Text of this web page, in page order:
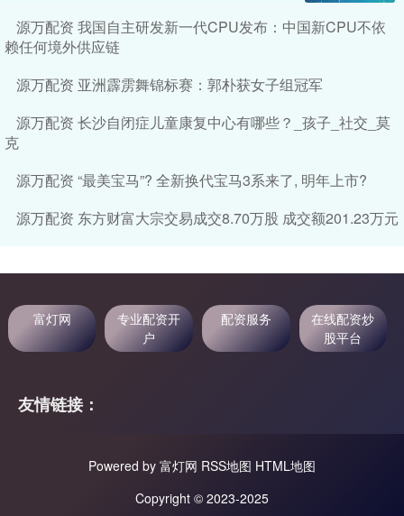
源万配资 我国自主研发新一代CPU发布：中国新CPU不依
赖任何境外供应链
源万配资 亚洲霹雳舞锦标赛：郭朴获女子组冠军
源万配资 长沙自闭症儿童康复中心有哪些？_孩子_社交_莫
克
源万配资 “最美宝马”? 全新换代宝马3系来了, 明年上市?
源万配资 东方财富大宗交易成交8.70万股 成交额201.23万元
富灯网
专业配资开
户
配资服务
在线配资炒
股平台
友情链接：
Powered by 富灯网 RSS地图 HTML地图
Copyright © 2023-2025